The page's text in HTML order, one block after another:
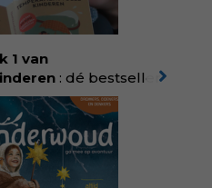
rond vruchtbaarheid
boek via
van-
buik
1 van
: dé bestseller
In het boek
vind je 25 jaar
Met ruim 50.000
met recht een
veel gezinnen heeft